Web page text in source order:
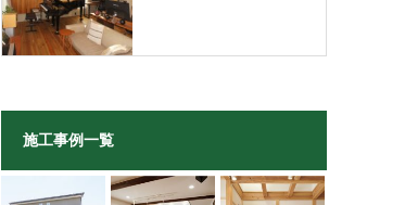
施工事例一覧